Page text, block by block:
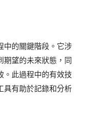
中的關鍵階段。它涉
期望的未來狀態，同
。此過程中的有效技
具有助於記錄和分析